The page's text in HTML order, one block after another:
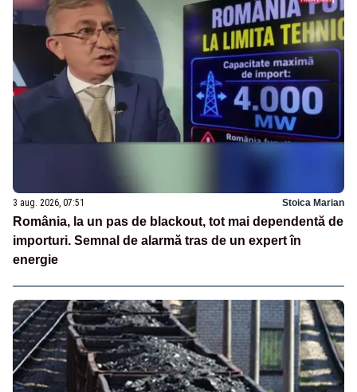
3 aug. 2026, 07:51 Stoica Marian
România, la un pas de blackout, tot mai dependentă de
importuri. Semnal de alarmă tras de un expert în
energie